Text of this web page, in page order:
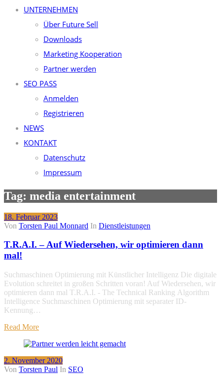
UNTERNEHMEN
Über Future Sell
Downloads
Marketing Kooperation
Partner werden
SEO PASS
Anmelden
Registrieren
NEWS
KONTAKT
Datenschutz
Impressum
Tag: media entertainment
18. Februar 2023
Von Torsten Paul Monnard In Dienstleistungen
T.R.A.I. – Auf Wiedersehen, wir optimieren dann
mal!
Suchmaschinen Optimierung mit Künstlicher Intelligenz Die digitale
Evolution schreitet in großen Schritten voran! Auf Wiedersehen, wir
optimieren dann mal T.R.A.I. - The Technical Ranking Algorithm
Intelligence Suchmaschinen Optimierung mit separater ID-
Kennung…
Read More
2. November 2020
Von Torsten Paul In SEO